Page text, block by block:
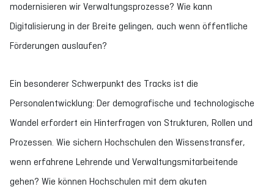
modernisieren wir Verwaltungsprozesse? Wie kann
Digitalisierung in der Breite gelingen, auch wenn öffentliche
Förderungen auslaufen?
Ein besonderer Schwerpunkt des Tracks ist die
Personalentwicklung: Der demografische und technologische
Wandel erfordert ein Hinterfragen von Strukturen, Rollen und
Prozessen. Wie sichern Hochschulen den Wissenstransfer,
wenn erfahrene Lehrende und Verwaltungsmitarbeitende
gehen? Wie können Hochschulen mit dem akuten